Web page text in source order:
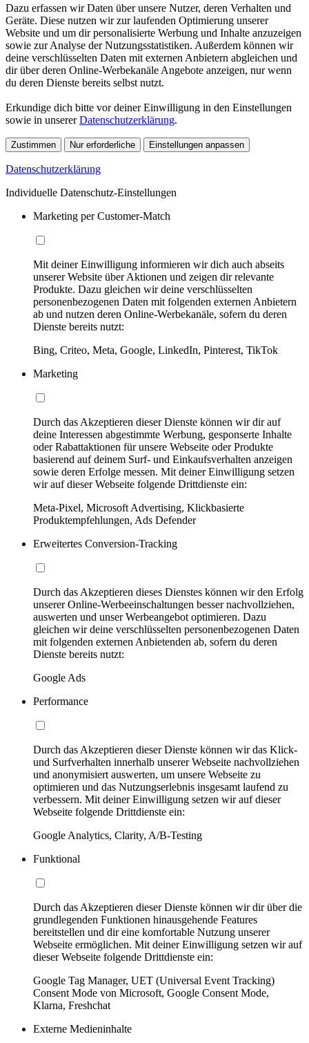
Dazu erfassen wir Daten über unsere Nutzer, deren Verhalten und
Geräte. Diese nutzen wir zur laufenden Optimierung unserer
Website und um dir personalisierte Werbung und Inhalte anzuzeigen
sowie zur Analyse der Nutzungsstatistiken. Außerdem können wir
deine verschlüsselten Daten mit externen Anbietern abgleichen und
dir über deren Online-Werbekanäle Angebote anzeigen, nur wenn
du deren Dienste bereits selbst nutzt.
Erkundige dich bitte vor deiner Einwilligung in den Einstellungen
sowie in unsererDatenschutzerklärung.
Zustimmen Nur erforderliche Einstellungen anpassen
Datenschutzerklärung
Individuelle Datenschutz-Einstellungen
Marketing per Customer-Match
Mit deiner Einwilligung informieren wir dich auch abseits
unserer Website über Aktionen und zeigen dir relevante
Produkte. Dazu gleichen wir deine verschlüsselten
personenbezogenen Daten mit folgenden externen Anbietern
ab und nutzen deren Online-Werbekanäle, sofern du deren
Dienste bereits nutzt:
Bing, Criteo, Meta, Google, LinkedIn, Pinterest, TikTok
Marketing
Durch das Akzeptieren dieser Dienste können wir dir auf
deine Interessen abgestimmte Werbung, gesponserte Inhalte
oder Rabattaktionen für unsere Webseite oder Produkte
basierend auf deinem Surf- und Einkaufsverhalten anzeigen
sowie deren Erfolge messen. Mit deiner Einwilligung setzen
wir auf dieser Webseite folgende Drittdienste ein:
Meta-Pixel, Microsoft Advertising, Klickbasierte
Produktempfehlungen, Ads Defender
Erweitertes Conversion-Tracking
Durch das Akzeptieren dieses Dienstes können wir den Erfolg
unserer Online-Werbeeinschaltungen besser nachvollziehen,
auswerten und unser Werbeangebot optimieren. Dazu
gleichen wir deine verschlüsselten personenbezogenen Daten
mit folgenden externen Anbietenden ab, sofern du deren
Dienste bereits nutzt:
Google Ads
Performance
Durch das Akzeptieren dieser Dienste können wir das Klick-
und Surfverhalten innerhalb unserer Webseite nachvollziehen
und anonymisiert auswerten, um unsere Webseite zu
optimieren und das Nutzungserlebnis insgesamt laufend zu
verbessern. Mit deiner Einwilligung setzen wir auf dieser
Webseite folgende Drittdienste ein:
Google Analytics, Clarity, A/B-Testing
Funktional
Durch das Akzeptieren dieser Dienste können wir dir über die
grundlegenden Funktionen hinausgehende Features
bereitstellen und dir eine komfortable Nutzung unserer
Webseite ermöglichen. Mit deiner Einwilligung setzen wir auf
dieser Webseite folgende Drittdienste ein:
Google Tag Manager, UET (Universal Event Tracking)
Consent Mode von Microsoft, Google Consent Mode,
Klarna, Freshchat
Externe Medieninhalte